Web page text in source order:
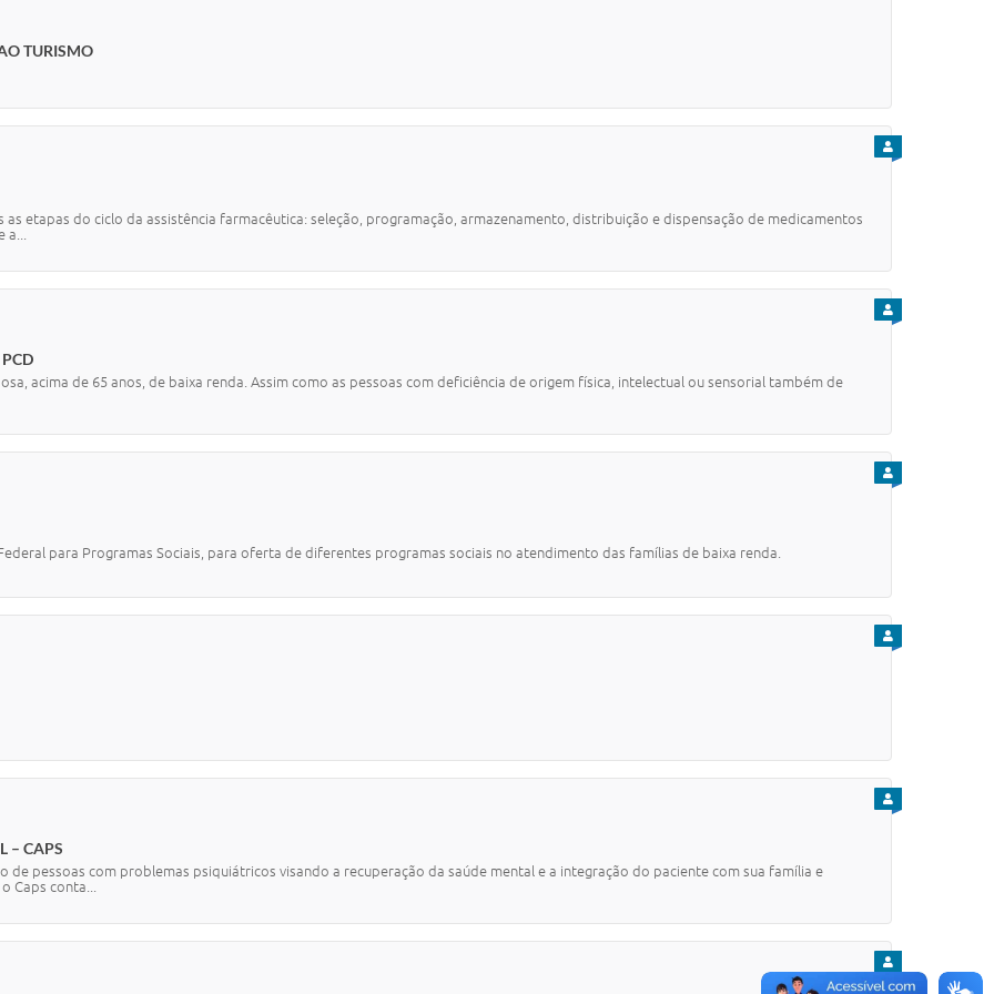
TURISMO
etapas do ciclo da assistência farmacêutica: seleção, programação, armazenamento, distribuição e dispensação de medicamentos
PARA CIDADÃO
acima de 65 anos, de baixa renda. Assim como as pessoas com deficiência de origem física, intelectual ou sensorial também de
PARA CIDADÃO
para Programas Sociais, para oferta de diferentes programas sociais no atendimento das famílias de baixa renda.
PARA CIDADÃO
PARA CIDADÃO
– CAPS
de pessoas com problemas psiquiátricos visando a recuperação da saúde mental e a integração do paciente com sua família e
Caps conta...
PARA CIDADÃO
PARA CIDADÃO